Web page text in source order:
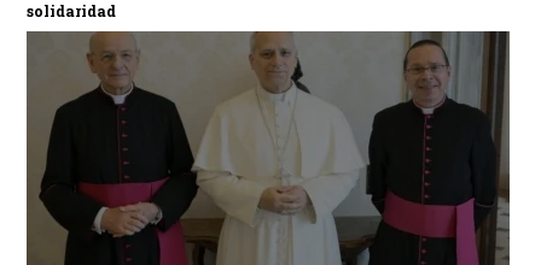
solidaridad